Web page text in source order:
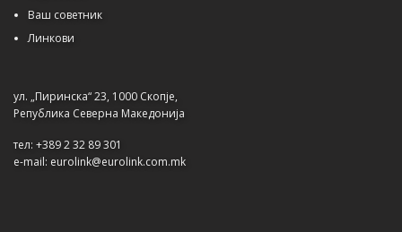
Ваш советник
Линкови
ул. „Пиринска“ 23, 1000 Скопје,
Република Северна Македонија
тел: +389 2 32 89 301
e-mail: eurolink@eurolink.com.mk